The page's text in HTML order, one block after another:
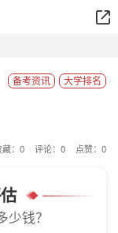
大学排名
备考资讯
： 0 评论： 0 点赞： 0
钱？